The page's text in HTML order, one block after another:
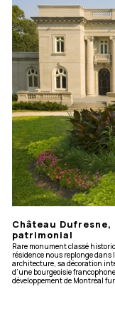
Château
patrimonial
Rare monument classé
résidence nous replonge dans
architecture, sa décoration
d’une bourgeoisie
développement de Montréal